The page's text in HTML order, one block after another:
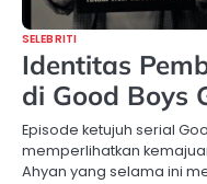
SELEBRITI
Identitas
di Good Boys
Episode ketujuh serial
memperlihatkan
Ahyan yang selama ini